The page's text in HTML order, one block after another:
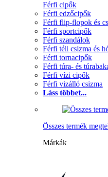
Férfi cipők
Férfi edzőcipők
Férfi flip-flopok és
Férfi sportcipők
Férfi szandálok
Férfi téli csizma és
Férfi tornacipők
Férfi túra- és
Férfi vízi cipők
Férfi vizálló csizma
Láss többet...
Összes termék
Márkák